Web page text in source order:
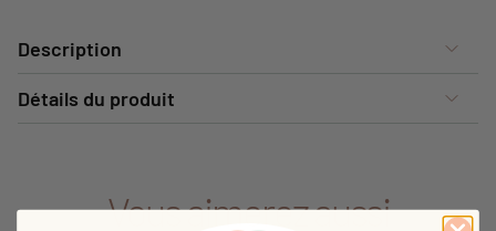
Description
Détails du produit
Vous aimerez aussi